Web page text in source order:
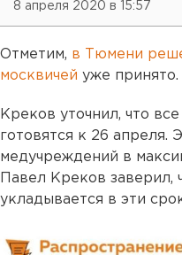
8 апреля 2020 в 15:57
Отметим, в Тюмени
москвичей уже принято.
Креков уточнил, что
готовятся к 26 апреля.
медучреждений в
Павел Креков заверил,
укладывается в эти